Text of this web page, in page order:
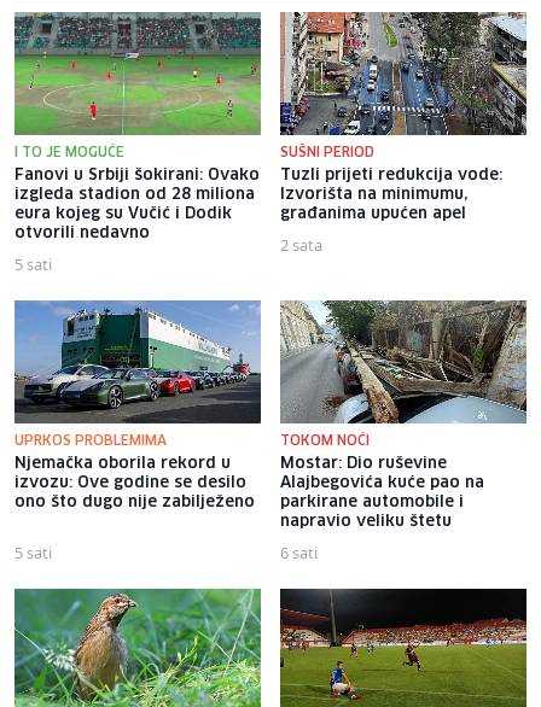
I TO JE MOGUĆE
Fanovi u Srbiji šokirani: Ovako
izgleda stadion od 28 miliona
eura kojeg su Vučić i Dodik
otvorili nedavno
5 sati
SUŠNI PERIOD
Tuzli prijeti redukcija vode:
Izvorišta na minimumu,
građanima upućen apel
2 sata
UPRKOS PROBLEMIMA
Njemačka oborila rekord u
izvozu: Ove godine se desilo
ono što dugo nije zabilježeno
5 sati
TOKOM NOĆI
Mostar: Dio ruševine
Alajbegovića kuće pao na
parkirane automobile i
napravio veliku štetu
6 sati